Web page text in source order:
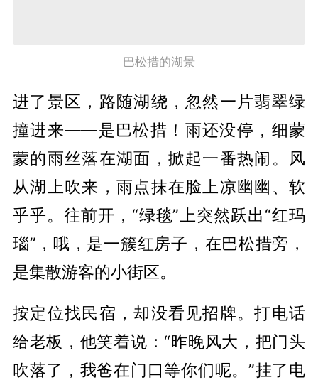
巴松措的湖景
进了景区，路随湖绕，忽然一片翡翠绿
撞进来——是巴松措！雨还没停，细蒙
蒙的雨丝落在湖面，掀起一番热闹。风
从湖上吹来，雨点抹在脸上凉幽幽、软
乎乎。往前开，“绿毯”上突然跃出“红玛
瑙” ，哦，是一簇红房子，在巴松措旁，
是集散游客的小街区。
按定位找民宿，却没看见招牌。打电话
给老板，他笑着说：“昨晚风大，把门头
吹落了，我爸在门口等你们呢。”挂了电